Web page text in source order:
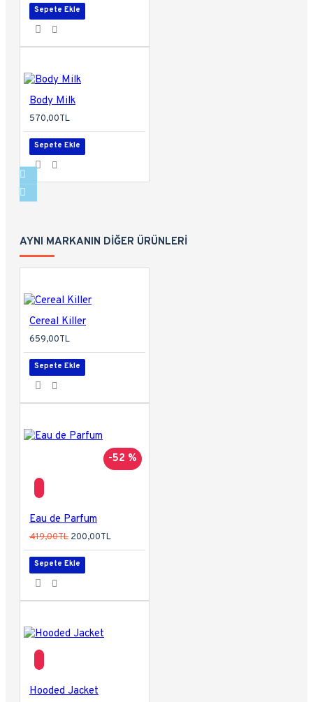
Sepete Ekle
Body Milk
570,00TL
Sepete Ekle
AYNI MARKANIN DIĞER ÜRÜNLERI
Cereal Killer
659,00TL
Sepete Ekle
-52 %
Eau de Parfum
419,00TL 200,00TL
Sepete Ekle
Hooded Jacket